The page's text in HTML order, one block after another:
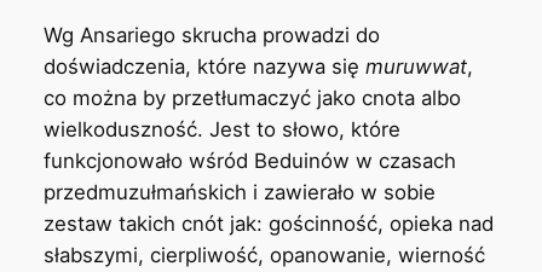
Wg Ansariego skrucha prowadzi do
doświadczenia, które nazywa się muruwwat,
co można by przetłumaczyć jako cnota albo
wielkoduszność. Jest to słowo, które
funkcjonowało wśród Beduinów w czasach
przedmuzułmańskich i zawierało w sobie
zestaw takich cnót jak: gościnność, opieka nad
słabszymi, cierpliwość, opanowanie, wierność